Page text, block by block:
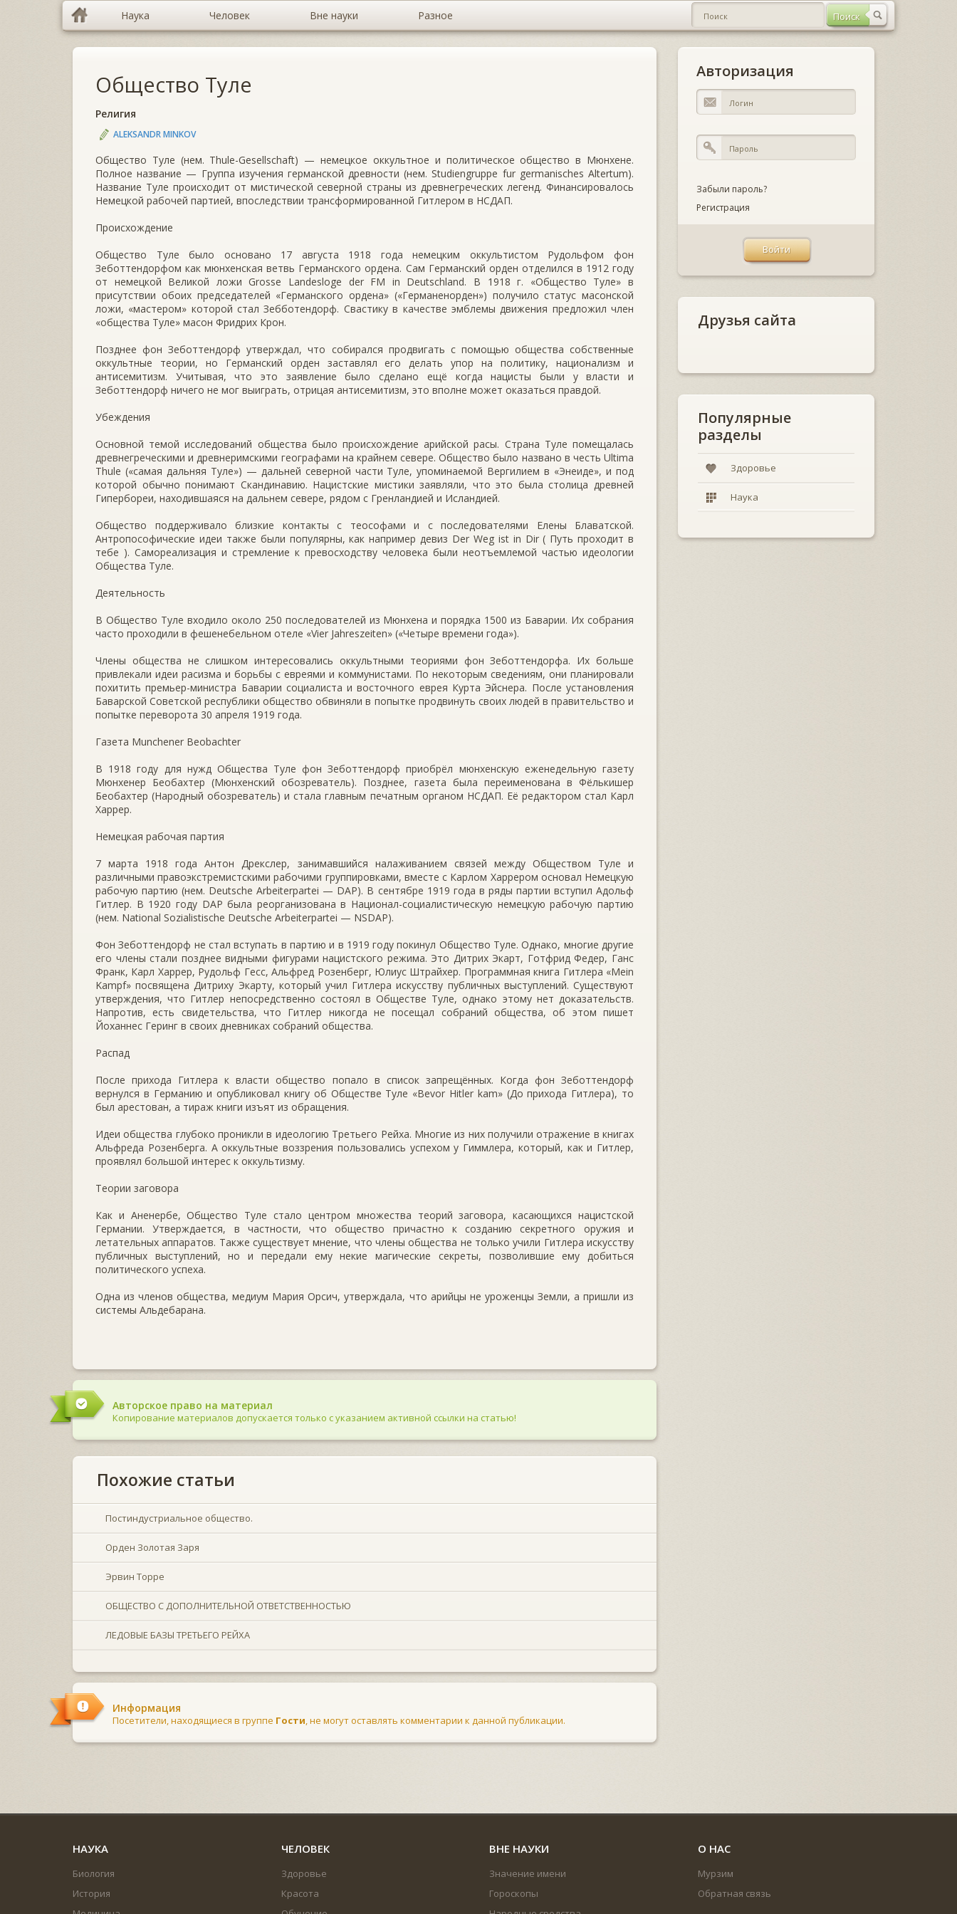
Наука Человек Вне науки Разное
Общество Туле
Религия
ALEKSANDR MINKOV
Общество Тyле (нем. Thule-Gesellschaft) — немецкое оккультное и политическое общество в Мюнхене.
Полное название — Группа изучения германской древности (нем. Studiengruppe fur germanisches Altertum).
Название Туле происходит от мистической северной страны из древнегреческих легенд. Финансировалось
Немецкой рабочей партией, впоследствии трансформированной Гитлером в НСДАП.
Происхождение
Общество Туле было основано 17 августа 1918 года немецким оккультистом Рудольфом фон
Зеботтендорфом как мюнхенская ветвь Германского ордена. Сам Германский орден отделился в 1912 году
от немецкой Великой ложи Grosse Landesloge der FM in Deutschland. В 1918 г. «Общество Туле» в
присутствии обоих председателей «Германского ордена» («Германенорден») получило статус масонской
ложи, «мастером» которой стал Зебботендорф. Свастику в качестве эмблемы движения предложил член
«общества Туле» масон Фридрих Крон.
Позднее фон Зеботтендорф утверждал, что собирался продвигать с помощью общества собственные
оккультные теории, но Германский орден заставлял его делать упор на политику, национализм и
антисемитизм. Учитывая, что это заявление было сделано ещё когда нацисты были у власти и
Зеботтендорф ничего не мог выиграть, отрицая антисемитизм, это вполне может оказаться правдой.
Убеждения
Основной темой исследований общества было происхождение арийской расы. Страна Туле помещалась
древнегреческими и древнеримскими географами на крайнем севере. Общество было названо в честь Ultima
Thule («самая дальняя Туле») — дальней северной части Туле, упоминаемой Вергилием в «Энеиде», и под
которой обычно понимают Скандинавию. Нацистские мистики заявляли, что это была столица древней
Гипербореи, находившаяся на дальнем севере, рядом с Гренландией и Исландией.
Общество поддерживало близкие контакты с теософами и с последователями Елены Блаватской.
Антропософические идеи также были популярны, как например девиз Der Weg ist in Dir ( Путь проходит в
тебе ). Самореализация и стремление к превосходству человека были неотъемлемой частью идеологии
Общества Туле.
Деятельность
В Общество Туле входило около 250 последователей из Мюнхена и порядка 1500 из Баварии. Их собрания
часто проходили в фешенебельном отеле «Vier Jahreszeiten» («Четыре времени года»).
Члены общества не слишком интересовались оккультными теориями фон Зеботтендорфа. Их больше
привлекали идеи расизма и борьбы с евреями и коммунистами. По некоторым сведениям, они планировали
похитить премьер-министра Баварии социалиста и восточного еврея Курта Эйснера. После установления
Баварской Советской республики общество обвиняли в попытке продвинуть своих людей в правительство и
попытке переворота 30 апреля 1919 года.
Газета Munchener Beobachter
В 1918 году для нужд Общества Туле фон Зеботтендорф приобрёл мюнхенскую еженедельную газету
Мюнхенер Беобахтер (Мюнхенский обозреватель). Позднее, газета была переименована в Фёлькишер
Беобахтер (Народный обозреватель) и стала главным печатным органом НСДАП. Её редактором стал Карл
Харрер.
Немецкая рабочая партия
7 марта 1918 года Антон Дрекслер, занимавшийся налаживанием связей между Обществом Туле и
различными правоэкстремистскими рабочими группировками, вместе с Карлом Харрером основал Немецкую
рабочую партию (нем. Deutsche Arbeiterpartei — DAP). В сентябре 1919 года в ряды партии вступил Адольф
Гитлер. В 1920 году DAP была реорганизована в Национал-социалистическую немецкую рабочую партию
(нем. National Sozialistische Deutsche Arbeiterpartei — NSDAP).
Фон Зеботтендорф не стал вступать в партию и в 1919 году покинул Общество Туле. Однако, многие другие
его члены стали позднее видными фигурами нацистского режима. Это Дитрих Экарт, Готфрид Федер, Ганс
Франк, Карл Харрер, Рудольф Гесс, Альфред Розенберг, Юлиус Штрайхер. Программная книга Гитлера «Mein
Kampf» посвящена Дитриху Экарту, который учил Гитлера искусству публичных выступлений. Существуют
утверждения, что Гитлер непосредственно состоял в Обществе Туле, однако этому нет доказательств.
Напротив, есть свидетельства, что Гитлер никогда не посещал собраний общества, об этом пишет
Йоханнес Геринг в своих дневниках собраний общества.
Распад
После прихода Гитлера к власти общество попало в список запрещённых. Когда фон Зеботтендорф
вернулся в Германию и опубликовал книгу об Обществе Туле «Bevor Hitler kam» (До прихода Гитлера), то
был арестован, а тираж книги изъят из обращения.
Идеи общества глубоко проникли в идеологию Третьего Рейха. Многие из них получили отражение в книгах
Альфреда Розенберга. А оккультные воззрения пользовались успехом у Гиммлера, который, как и Гитлер,
проявлял большой интерес к оккультизму.
Теории заговора
Как и Аненербе, Общество Туле стало центром множества теорий заговора, касающихся нацистской
Германии. Утверждается, в частности, что общество причастно к созданию секретного оружия и
летательных аппаратов. Также существует мнение, что члены общества не только учили Гитлера искусству
публичных выступлений, но и передали ему некие магические секреты, позволившие ему добиться
политического успеха.
Одна из членов общества, медиум Мария Орсич, утверждала, что арийцы не уроженцы Земли, а пришли из
системы Альдебарана.
Авторское право на материал
Копирование материалов допускается только с указанием активной ссылки на статью!
Похожие статьи
Постиндустриальное общество.
Орден Золотая Заря
Эрвин Торре
ОБЩЕСТВО С ДОПОЛНИТЕЛЬНОЙ ОТВЕТСТВЕННОСТЬЮ
ЛЕДОВЫЕ БАЗЫ ТРЕТЬЕГО РЕЙХА
Информация
Посетители, находящиеся в группе Гости, не могут оставлять комментарии к данной публикации.
Авторизация
Забыли пароль?
Регистрация
Друзья сайта
Популярные
разделы
Здоровье
Наука
НАУКА
Биология
История
ЧЕЛОВЕК
Здоровье
Красота
ВНЕ НАУКИ
Значение имени
Гороскопы
О НАС
Мурзим
Обратная связь